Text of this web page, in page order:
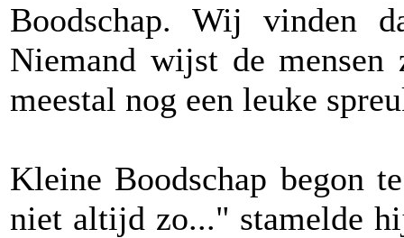
Boodschap. Wij vinden
Niemand wijst de
meestal nog een leuke
Kleine Boodschap begon
niet altijd zo..." stamelde